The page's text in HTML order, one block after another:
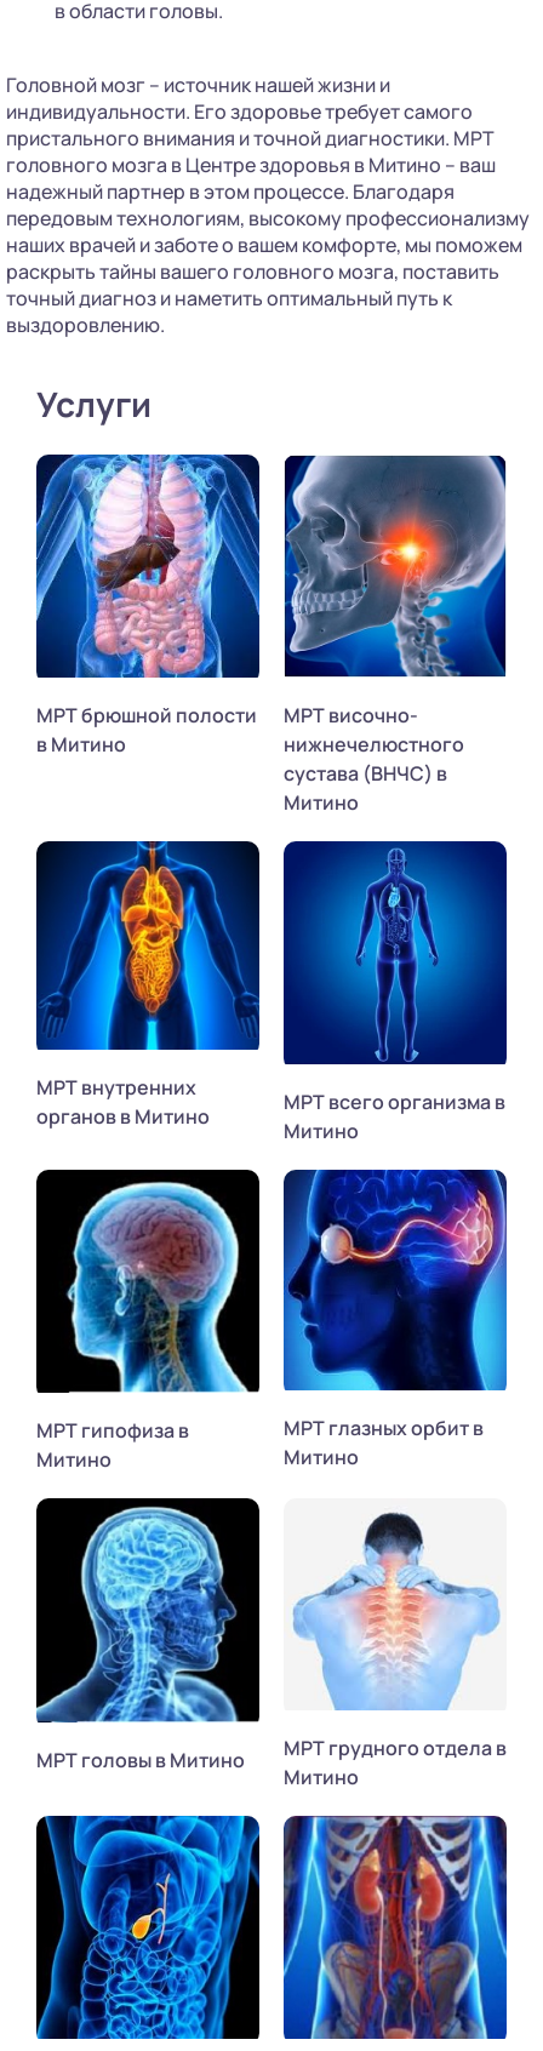
в области головы.
Головной мозг – источник нашей жизни и
индивидуальности. Его здоровье требует самого
пристального внимания и точной диагностики. МРТ
головного мозга в Центре здоровья в Митино – ваш
надежный партнер в этом процессе. Благодаря
передовым технологиям, высокому профессионализму
наших врачей и заботе о вашем комфорте, мы поможем
раскрыть тайны вашего головного мозга, поставить
точный диагноз и наметить оптимальный путь к
выздоровлению.
Услуги
МРТ брюшной полости
в Митино
МРТ височно-
нижнечелюстного
сустава (ВНЧС) в
Митино
МРТ внутренних
органов в Митино
МРТ всего организма в
Митино
МРТ гипофиза в
Митино
МРТ глазных орбит в
Митино
МРТ головы в Митино
МРТ грудного отдела в
Митино